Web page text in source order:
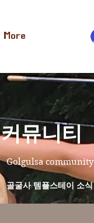
More
​커뮤니티
Golgulsa community
골굴사 템플스테이 소식